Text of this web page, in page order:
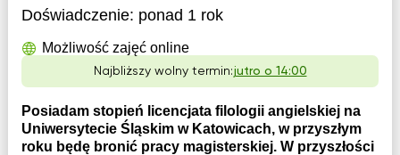
Doświadczenie: ponad 1 rok
Możliwość zajęć online
Najbliższy wolny termin:jutro o 14:00
Posiadam stopień licencjata filologii angielskiej na
Uniwersytecie Śląskim w Katowicach, w przyszłym
roku będę bronić pracy magisterskiej. W przyszłości